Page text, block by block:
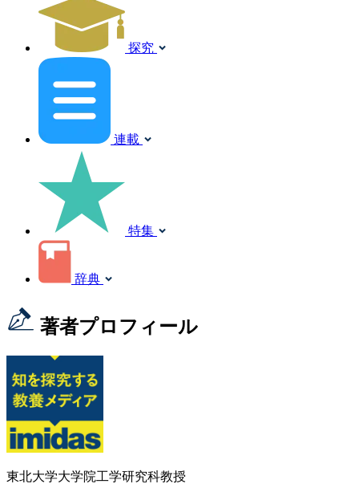
探究
連載
特集
辞典
著者プロフィール
東北大学大学院工学研究科教授